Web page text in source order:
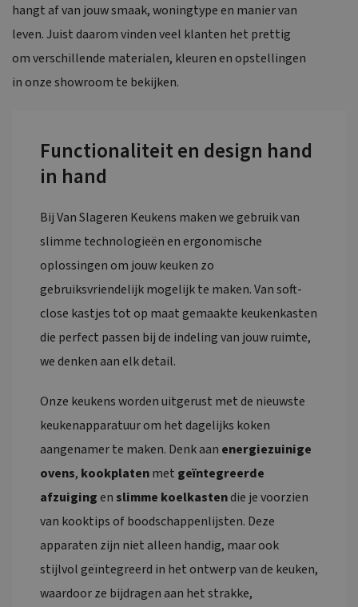
hangt af van jouw smaak, woningtype en manier van
leven. Juist daarom vinden veel klanten het prettig
om verschillende materialen, kleuren en opstellingen
in onze showroom te bekijken.
Functionaliteit en design hand
in hand
Bij Van Slageren Keukens maken we gebruik van
slimme technologieën en ergonomische
oplossingen om jouw keuken zo
gebruiksvriendelijk mogelijk te maken. Van soft-
close kastjes tot op maat gemaakte keukenkasten
die perfect passen bij de indeling van jouw ruimte,
we denken aan elk detail.
Onze keukens worden uitgerust met de nieuwste
keukenapparatuur om het dagelijks koken
aangenamer te maken. Denk aan energiezuinige
ovens, kookplatenmet geïntegreerde
afzuigingenslimme koelkastendie je voorzien
van kooktips of boodschappenlijsten. Deze
apparaten zijn niet alleen handig, maar ook
stijlvol geïntegreerd in het ontwerp van de keuken,
waardoor ze bijdragen aan het strakke,